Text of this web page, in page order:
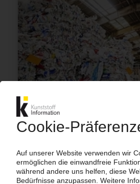
PS-RECYCLING
und Tomra aus